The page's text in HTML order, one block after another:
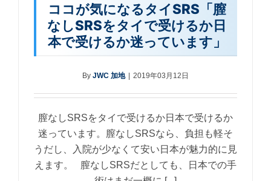
ココが気になるタイSRS「膣
なしSRSをタイで受けるか日
本で受けるか迷っています」
By JWC 加地 | 2019年03月12日
膣なしSRSをタイで受けるか日本で受けるか
迷っています。膣なしSRSなら、負担も軽そ
うだし、入院が少なくて安い日本が魅力的に見
えます。 膣なしSRSだとしても、日本での手